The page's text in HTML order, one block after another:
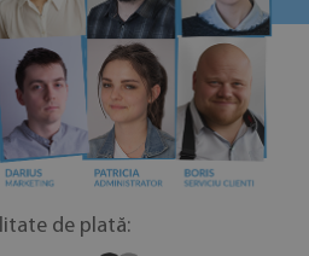
de plată: